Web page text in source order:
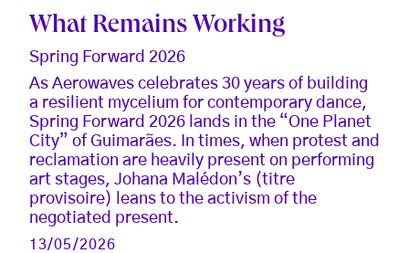
What Remains Working
Spring Forward 2026
As Aerowaves celebrates 30 years of building
a resilient mycelium for contemporary dance,
Spring Forward 2026 lands in the “One Planet
City” of Guimarães. In times, when protest and
reclamation are heavily present on performing
art stages, Johana Malédon’s (titre
provisoire) leans to the activism of the
negotiated present.
13/05/2026